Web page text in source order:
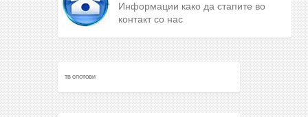
Информации како да стапите во
контакт со нас
ТВ СПОТОВИ